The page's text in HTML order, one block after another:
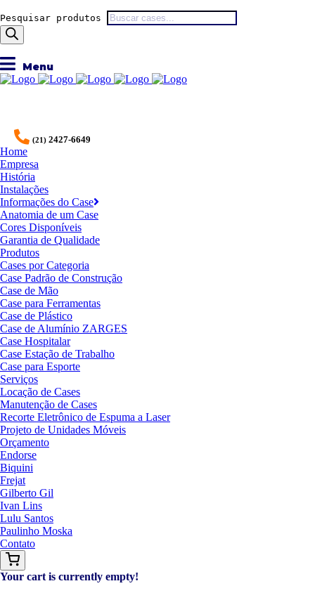
Pesquisar produtos
(21) 2427-6649
Home
Empresa
História
Instalações
Informações do Case
Anatomia de um Case
Cores Disponíveis
Garantia de Qualidade
Produtos
Cases por Categoria
Case Padrão de Construção
Case de Mão
Case para Ferramentas
Case de Plástico
Case de Alumínio ZARGES
Case Hospitalar
Case Estação de Trabalho
Case para Esporte
Serviços
Locação de Cases
Manutenção de Cases
Recorte Eletrônico de Espuma a Laser
Projeto de Unidades Móveis
Orçamento
Endorse
Biquini
Frejat
Gilberto Gil
Ivan Lins
Lulu Santos
Paulinho Moska
Contato
Your cart is currently empty!